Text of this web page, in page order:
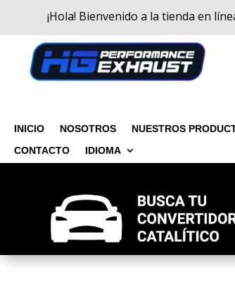
¡Hola! Bienvenido a la tienda en
INICIO NOSOTROS NUESTROS
CONTACTO
IDIOMA